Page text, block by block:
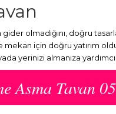
olmadığını, doğru
için doğru yatırım
yerinizi almanıza
Asma Tavan